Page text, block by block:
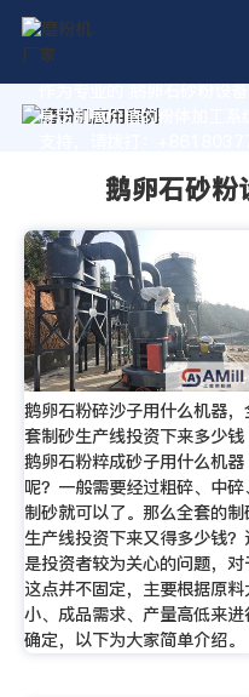
作为专业的 鹅卵石砂粉设
身定制高价值的粉体加工系
鹅卵石砂粉
鹅卵石粉碎沙子用什么机器，
套制砂生产线投资下来多少钱
鹅卵石粉粹成砂子用什么机器
呢？一般需要经过粗碎、中碎
制砂就可以了。那么全套的制
生产线投资下来又得多少钱？
是投资者较为关心的问题，对
这点并不固定，主要根据原料
小、成品需求、产量高低来进
确定，以下为大家简单介绍。